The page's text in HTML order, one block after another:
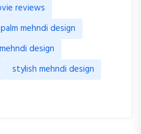
reviews
palm mehndi design
design
stylish mehndi design